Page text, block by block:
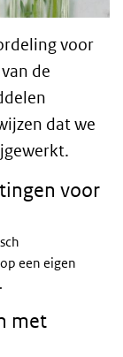
voor
de
dat we
voor
een eigen
.
met